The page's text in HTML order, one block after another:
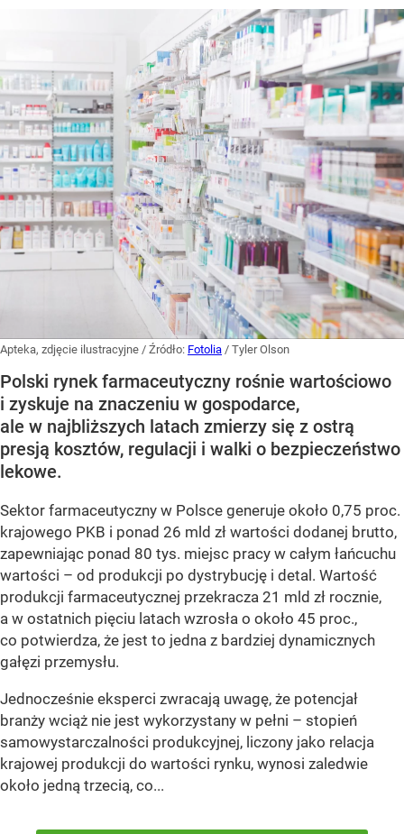
Apteka, zdjęcie ilustracyjne / Źródło: Fotolia / Tyler Olson
Polski rynek farmaceutyczny rośnie wartościowo
i zyskuje na znaczeniu w gospodarce,
ale w najbliższych latach zmierzy się z ostrą
presją kosztów, regulacji i walki o bezpieczeństwo
lekowe.
Sektor farmaceutyczny w Polsce generuje około 0,75 proc.
krajowego PKB i ponad 26 mld zł wartości dodanej brutto,
zapewniając ponad 80 tys. miejsc pracy w całym łańcuchu
wartości – od produkcji po dystrybucję i detal. Wartość
produkcji farmaceutycznej przekracza 21 mld zł rocznie,
a w ostatnich pięciu latach wzrosła o około 45 proc.,
co potwierdza, że jest to jedna z bardziej dynamicznych
gałęzi przemysłu.
Jednocześnie eksperci zwracają uwagę, że potencjał
branży wciąż nie jest wykorzystany w pełni – stopień
samowystarczalności produkcyjnej, liczony jako relacja
krajowej produkcji do wartości rynku, wynosi zaledwie
około jedną trzecią, co...